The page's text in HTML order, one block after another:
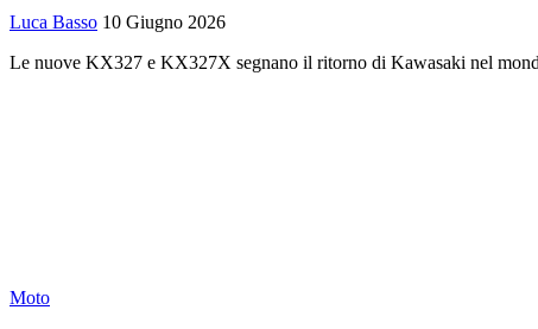
Luca Basso 10 Giugno 2026
Le nuove KX327 e KX327X segnano il ritorno di Kawasaki nel
Moto